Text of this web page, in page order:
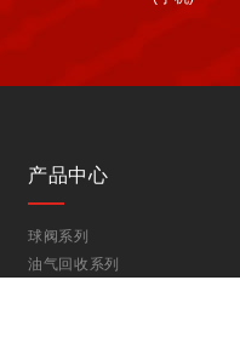
产品中心
球阀系列
油气回收系列